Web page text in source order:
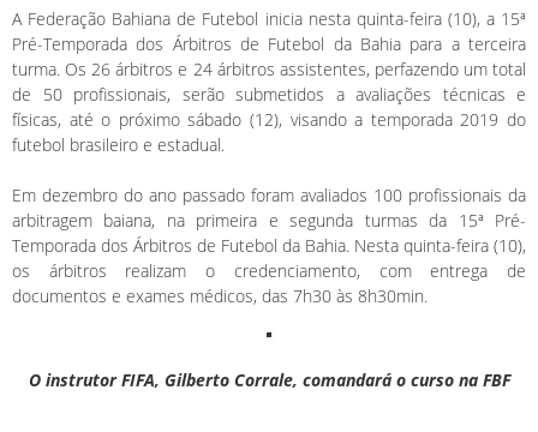
A Federação Bahiana de Futebol inicia nesta quinta-feira (10), a 15ª
Pré-Temporada dos Árbitros de Futebol da Bahia para a terceira
turma. Os 26 árbitros e 24 árbitros assistentes, perfazendo um total
de 50 profissionais, serão submetidos a avaliações técnicas e
físicas, até o próximo sábado (12), visando a temporada 2019 do
futebol brasileiro e estadual.
Em dezembro do ano passado foram avaliados 100 profissionais da
arbitragem baiana, na primeira e segunda turmas da 15ª Pré-
Temporada dos Árbitros de Futebol da Bahia. Nesta quinta-feira (10),
os árbitros realizam o credenciamento, com entrega de
documentos e exames médicos, das 7h30 às 8h30min.
O instrutor FIFA, Gilberto Corrale, comandará o curso na FBF